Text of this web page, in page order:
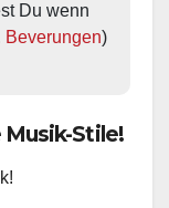
Du wenn
Beverungen)
Stile!